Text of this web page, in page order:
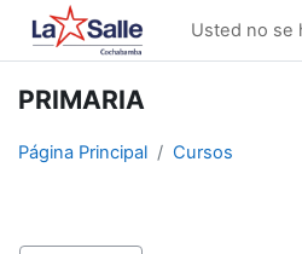
Salta al contenido principal
Usted no se
PRIMARIA
Página Principal Cursos